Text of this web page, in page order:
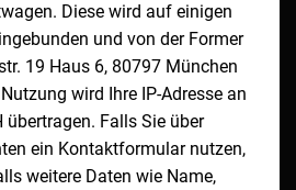
Diese wird auf einigen
und von der Former
19 Haus 6, 80797 München
wird Ihre IP-Adresse an
übertragen. Falls Sie über
ein Kontaktformular nutzen,
weitere Daten wie Name,